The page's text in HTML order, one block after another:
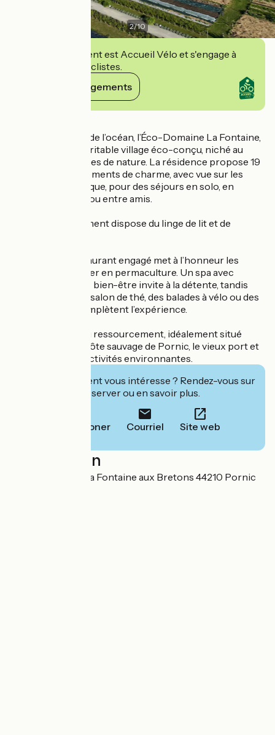
2/10
Cet établissement est Accueil Vélo et s'engage à
accueillir des cyclistes.
Voir ses engagements
Située à deux pas de l’océan, l’Éco-Domaine La Fontaine,
à Pornic est un véritable village éco-conçu, niché au
cœur de 12 hectares de nature. La résidence propose 19
studios et appartements de charme, avec vue sur les
jardins ou l’Atlantique, pour des séjours en solo, en
couple, en famille ou entre amis.
Chaque hébergement dispose du linge de lit et de
Sur place, un restaurant engagé met à l’honneur les
produits du potager en permaculture. Un spa avec
massages et soins bien-être invite à la détente, tandis
qu’une piscine, un salon de thé, des balades à vélo ou des
sorties paddle complètent l’expérience.
Un lieu propice au ressourcement, idéalement situé
pour explorer la côte sauvage de Pornic, le vieux port et
les nombreuses activités environnantes.
Cet établissement vous intéresse ? Rendez-vous sur
leur site pour réserver ou en savoir plus.
Téléphoner Courriel Site web
Localisation
Rue des Noëlles La Fontaine aux Bretons 44210 Pornic